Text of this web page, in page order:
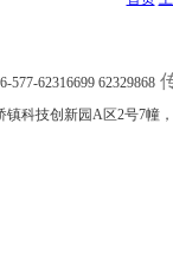
577-62316699 62329868
镇科技创新园A区2号7幢